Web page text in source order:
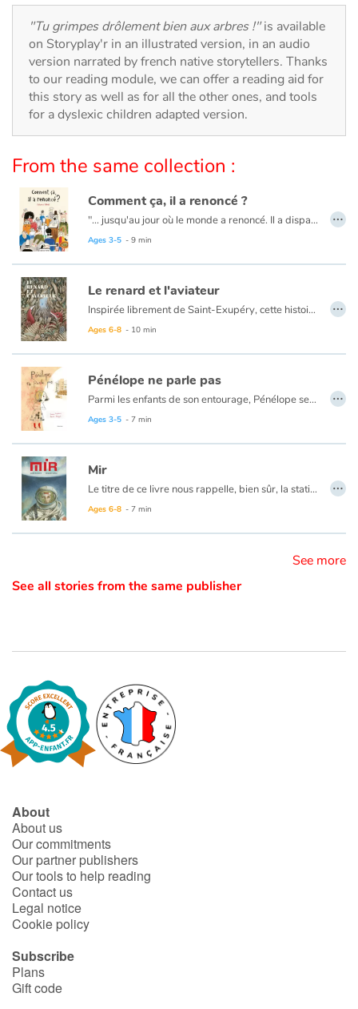
Festivals and events
Love and friendship
Social issues
Formats and illustrations
Catalogue anglais
Contraste +
Help
Home
Family
Schools
Libraries
Videos & Tutorials
Blog
Reading for children
Activities and workshops
"Tu grimpes drôlement bien aux arbres !"is available
on Storyplay'r in an illustrated version, in an audio
version narrated by french native storytellers. Thanks
to our reading module, we can offer a reading aid for
this story as well as for all the other ones, and tools
for a dyslexic children adapted version.
From the same collection :
Comment ça, il a renoncé ?
"… jusqu'au jour où le monde a renoncé. Il a disparu ainsi, d'un moment à l'autre. Au plus grand étonnement des personnes, il n'existait plus de plantes, d'animaux, d'océans et de continents…" L'auteure et illustratrice portugaise Catarina Sobral signe ici un brillant conte contemporain, surréaliste et inquiétant, sur le thème du développement durable. Le monde nous quitte: et nous, les humains, il faut qu'on trouve des solutions! Avec beaucoup d'humour (noir?) on nous montre quelles seraient les réactions des politiciens, des physiciens, des écologistes, des cuisiniers et de toute la population étonnée, jusqu'au "meilleur footballeur du monde" qui se demande, faute de monde: "... je suis le meilleur footballeur de quoi?" Autant aller chez le psy...!
Ages 3-5 - 9 min
…
Le renard et l'aviateur
Inspirée librement de Saint-Exupéry, cette histoire relate une rencontre entre l’homme et l’animal. Antoine l’aviateur fait irruption, lors d’un accident en pleine forêt, dans l’univers sauvage du renard. Grâce à la patience de l’homme, à son respect de l’animal, le lien s’établit. Et même si, sans le faire exprès, Antoine emmène le renard dans sa machine volante à la découverte du monde des hommes, il n’y aura pas de problème. Pourquoi ? Parce qu’il y a la confiance. Malgré le climat de violence qui pèse sur la vie de l’aérodrome (Antoine est pilote de guerre), l’animal n’abandonne pas ses rêves, et, lorsque son ami ne revient pas de son dernier vol, il ne perd pas l’espoir de le retrouver. Les illustrations d’
Ages 6-8 - 10 min
…
Pénélope ne parle pas
Parmi les enfants de son entourage, Pénélope se distingue par le fait qu’elle ne parle pas. Elle n’en a pas envie. Elle préfère écouter. Elle préfère le silence. Dès lors, dans ce monde bruyant (et parfois hostile) où il faut se faire entendre pour exister, comment trouver sa place ?
Ages 3-5 - 7 min
…
Mir
Le titre de ce livre nous rappelle, bien sûr, la station spatiale du même nom qui a tourné autour de la Terre pendant quinze ans, de 1986 à 2001. Et l’histoire racontée est bien celle d’un astronaute envoyé en mission dans l’espace. Pourtant, rien n’évoque ici les dimensions scientifiques du voyage effectué, rien ne glorifie les technologies de pointe concentrées dans ce laboratoire de recherche mis en orbite. C’est plutôt l’humanité de l’astronaute qui est mise en évidence à travers ses pensées et ses émotions, notamment lorsqu’il constate qu’une plante s’est mise à croître à l’intérieur même de la station: sans doute une graine s’est-elle glissée avec lui avant le départ, et voilà maintenant qu’elle a éclos !
Ages 6-8 - 7 min
…
See more
See all stories from the same publisher
About
About us
Our commitments
Our partner publishers
Our tools to help reading
Contact us
Legal notice
Cookie policy
Subscribe
Plans
Gift code